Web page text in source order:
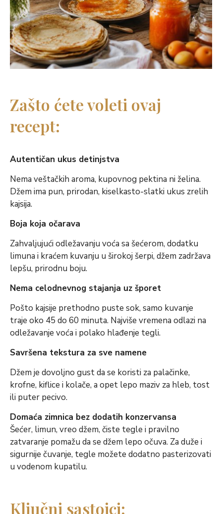
Zašto ćete voleti ovaj
recept:
Autentičan ukus detinjstva
Nema veštačkih aroma, kupovnog pektina ni želina.
Džem ima pun, prirodan, kiselkasto-slatki ukus zrelih
kajsija.
Boja koja očarava
Zahvaljujući odležavanju voća sa šećerom, dodatku
limuna i kraćem kuvanju u širokoj šerpi, džem zadržava
lepšu, prirodnu boju.
Nema celodnevnog stajanja uz šporet
Pošto kajsije prethodno puste sok, samo kuvanje
traje oko 45 do 60 minuta. Najviše vremena odlazi na
odležavanje voća i polako hlađenje tegli.
Savršena tekstura za sve namene
Džem je dovoljno gust da se koristi za palačinke,
krofne, kiflice i kolače, a opet lepo maziv za hleb, tost
ili puter pecivo.
Domaća zimnica bez dodatih konzervansa
Šećer, limun, vreo džem, čiste tegle i pravilno
zatvaranje pomažu da se džem lepo očuva. Za duže i
sigurnije čuvanje, tegle možete dodatno pasterizovati
u vodenom kupatilu.
Ključni sastojci: